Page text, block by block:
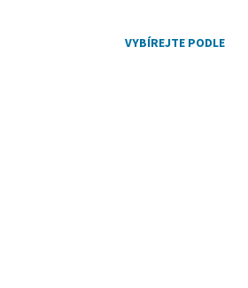
VYBÍREJTE PODLE